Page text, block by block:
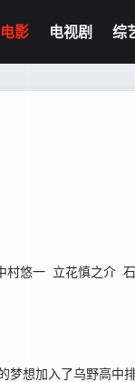
电影 电视剧 综
村悠一 立花慎之介 石
梦想加入了乌野高中